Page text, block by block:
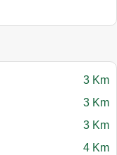
3 Km
3 Km
3 Km
4 Km